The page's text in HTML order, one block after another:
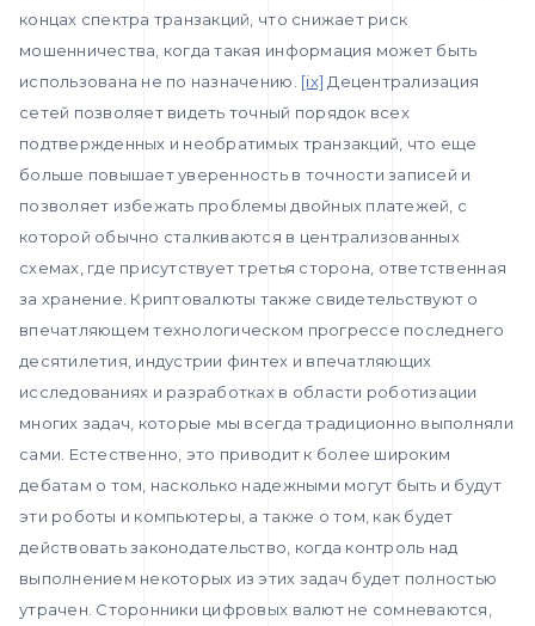
концах спектра транзакций, что снижает риск
мошенничества, когда такая информация может быть
использована не по назначению. [ix] Децентрализация
сетей позволяет видеть точный порядок всех
подтвержденных и необратимых транзакций, что еще
больше повышает уверенность в точности записей и
позволяет избежать проблемы двойных платежей, с
которой обычно сталкиваются в централизованных
схемах, где присутствует третья сторона, ответственная
за хранение. Криптовалюты также свидетельствуют о
впечатляющем технологическом прогрессе последнего
десятилетия, индустрии финтех и впечатляющих
исследованиях и разработках в области роботизации
многих задач, которые мы всегда традиционно выполняли
сами. Естественно, это приводит к более широким
дебатам о том, насколько надежными могут быть и будут
эти роботы и компьютеры, а также о том, как будет
действовать законодательство, когда контроль над
выполнением некоторых из этих задач будет полностью
утрачен. Сторонники цифровых валют не сомневаются,